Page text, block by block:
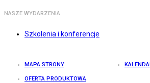
NASZE WYDARZENIA
Szkolenia i konferencje
MAPA STRONY
OFERTA PRODUKTOWA